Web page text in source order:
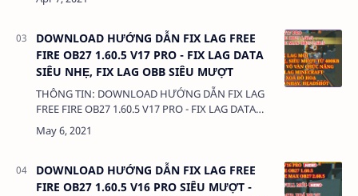
DOWNLOAD HƯỚNG DẪN FIX LAG FREE
FIRE OB27 1.60.5 V17 PRO - FIX LAG DATA
SIÊU NHẸ, FIX LAG OBB SIÊU MƯỢT
THÔNG TIN: DOWNLOAD HƯỚNG DẪN FIX LAG
FREE FIRE OB27 1.60.5 V17 PRO - FIX LAG DATA
SIÊU NHẸ, FIX LAG OBB SIÊU MƯỢT DUNG
DOWNLOAD HƯỚNG DẪN FIX LAG FREE
FIRE OB27 1.60.5 V16 PRO SIÊU MƯỢT -